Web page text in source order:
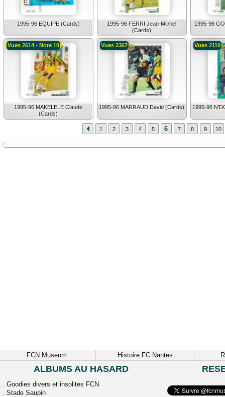
1995-96 EQUIPE (Cards)
1995-96 FERRI Jean-Michel
(Cards)
1995-96
1995-96 MAKELELE Claude
(Cards)
Vues 2614 - Note 10
1995-96 MARRAUD David (Cards)
Vues 2367
1995-96
Vues 2110
1 2 3 4 5 6 7 8 9 10
FCN Museum Histoire FC Nantes
ALBUMS AU HASARD
. Goodies divers et insolites FCN
. Stade Saupin